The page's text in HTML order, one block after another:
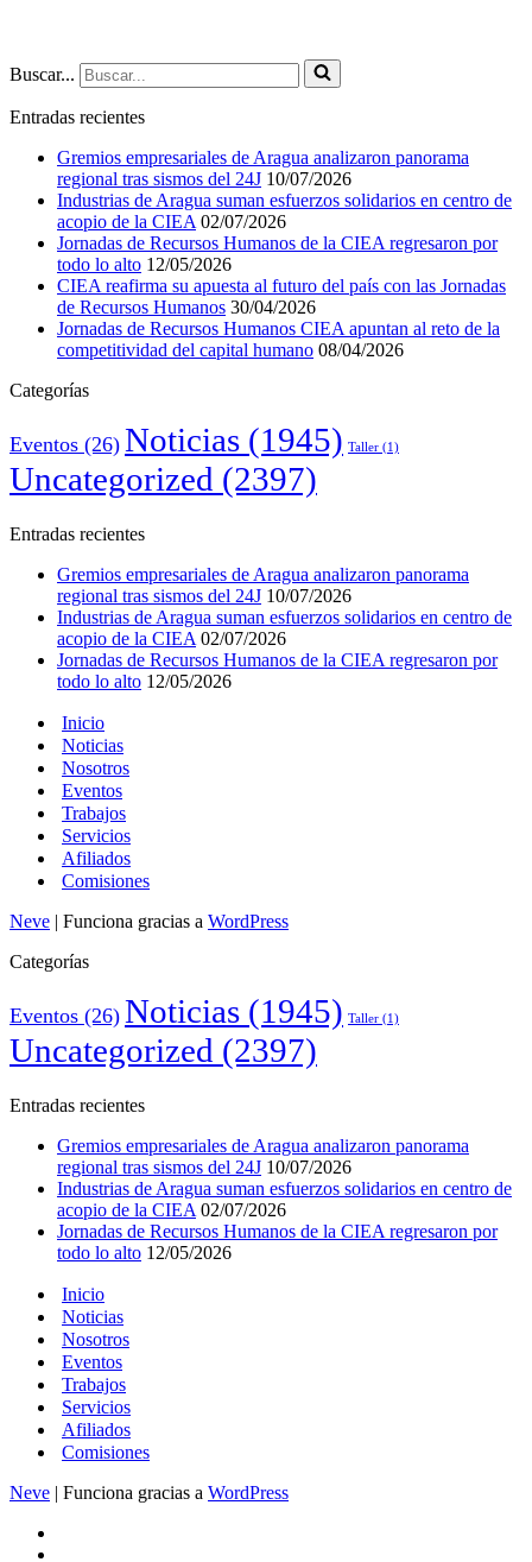
Buscar...
Entradas recientes
Gremios empresariales de Aragua analizaron panorama
regional tras sismos del 24J 10/07/2026
Industrias de Aragua suman esfuerzos solidarios en centro de
acopio de la CIEA 02/07/2026
Jornadas de Recursos Humanos de la CIEA regresaron por
todo lo alto 12/05/2026
CIEA reafirma su apuesta al futuro del país con las Jornadas
de Recursos Humanos 30/04/2026
Jornadas de Recursos Humanos CIEA apuntan al reto de la
competitividad del capital humano 08/04/2026
Categorías
Eventos (26) Noticias (1945) Taller (1)
Uncategorized (2397)
Entradas recientes
Gremios empresariales de Aragua analizaron panorama
regional tras sismos del 24J 10/07/2026
Industrias de Aragua suman esfuerzos solidarios en centro de
acopio de la CIEA 02/07/2026
Jornadas de Recursos Humanos de la CIEA regresaron por
todo lo alto 12/05/2026
Inicio
Noticias
Nosotros
Eventos
Trabajos
Servicios
Afiliados
Comisiones
Neve | Funciona gracias a WordPress
Categorías
Eventos (26) Noticias (1945) Taller (1)
Uncategorized (2397)
Entradas recientes
Gremios empresariales de Aragua analizaron panorama
regional tras sismos del 24J 10/07/2026
Industrias de Aragua suman esfuerzos solidarios en centro de
acopio de la CIEA 02/07/2026
Jornadas de Recursos Humanos de la CIEA regresaron por
todo lo alto 12/05/2026
Inicio
Noticias
Nosotros
Eventos
Trabajos
Servicios
Afiliados
Comisiones
Neve | Funciona gracias a WordPress